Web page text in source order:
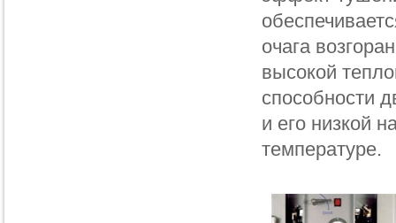
очага
высокой
способности
и его низкой
температуре.